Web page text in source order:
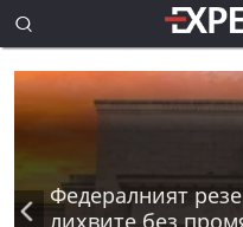
Федералният
лихвите без